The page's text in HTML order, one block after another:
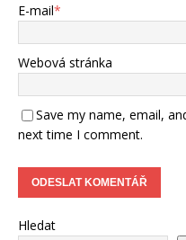
E-mail*
Webová stránka
Save my name, email,
next time I comment.
Hledat